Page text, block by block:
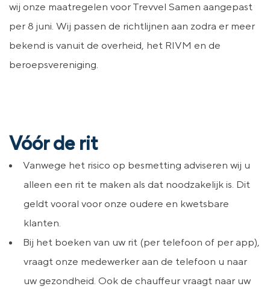
wij onze maatregelen voor Trevvel Samen aangepast
per 8 juni. Wij passen de richtlijnen aan zodra er meer
bekend is vanuit de overheid, het RIVM en de
beroepsvereniging.
Vóór de rit
Vanwege het risico op besmetting adviseren wij u
alleen een rit te maken als dat noodzakelijk is. Dit
geldt vooral voor onze oudere en kwetsbare
klanten.
Bij het boeken van uw rit (per telefoon of per app),
vraagt onze medewerker aan de telefoon u naar
uw gezondheid. Ook de chauffeur vraagt naar uw